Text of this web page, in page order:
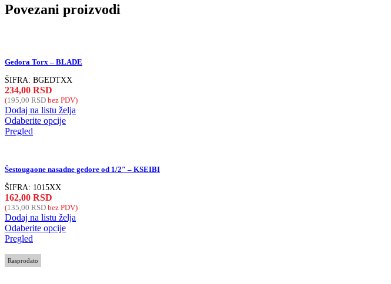
Povezani proizvodi
Gedora Torx – BLADE
ŠIFRA: BGEDTXX
234,00 RSD
(195,00 RSD bez PDV)
Dodaj na listu želja
Odaberite opcije
Pregled
Šestougaone nasadne gedore od 1/2″ – KSEIBI
ŠIFRA: 1015XX
162,00 RSD
(135,00 RSD bez PDV)
Dodaj na listu želja
Odaberite opcije
Pregled
Rasprodato